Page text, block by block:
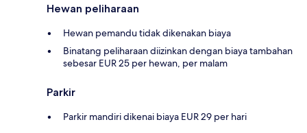
Hewan peliharaan
Hewan pemandu tidak dikenakan biaya
Binatang peliharaan diizinkan dengan biaya tambahan
sebesar EUR 25 per hewan, per malam
Parkir
Parkir mandiri dikenai biaya EUR 29 per hari